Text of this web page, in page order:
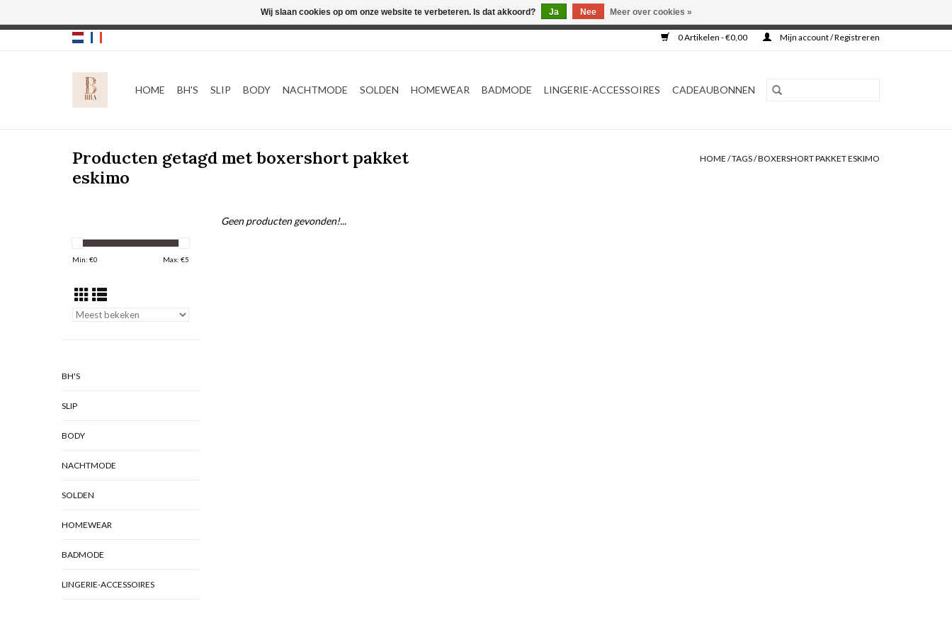
0 Artikelen - €0,00 Mijn account / Registreren
HOME BH'S SLIP BODY NACHTMODE SOLDEN HOMEWEAR BADMODE LINGERIE-ACCESSOIRES CADEAUBONNEN
Producten getagd met boxershort pakket
eskimo
HOME /TAGS/BOXERSHORT PAKKET ESKIMO
Min: €0 Max: €5
BH'S
SLIP
BODY
NACHTMODE
SOLDEN
HOMEWEAR
BADMODE
LINGERIE-ACCESSOIRES
Geen producten gevonden!...
Wij slaan cookies op om onze website te verbeteren. Is dat akkoord? Ja Nee Meer over cookies »
Webshop werkt met EU maten. .